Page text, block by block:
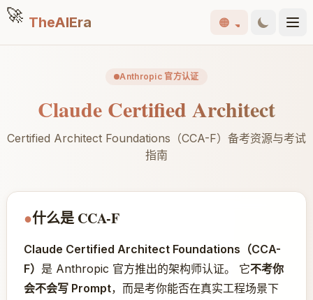
🚀 TheAIEra 🟠
Anthropic 官方认证
Claude Certified Architect
Certified Architect Foundations（CCA-F）备考资源与考试
指南
●什么是 CCA-F
Claude Certified Architect Foundations（CCA-
F） 是 Anthropic 官方推出的架构师认证。 它不考你
会不会写 Prompt，而是考你能否在真实工程场景下